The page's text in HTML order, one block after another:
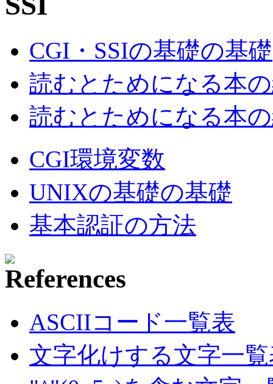
CGI・SSIの基礎の基礎
読むとためになる本
読むとためになる本
CGI環境変数
UNIXの基礎の基礎
基本認証の方法
ASCIIコード一覧表
文字化けする文字一